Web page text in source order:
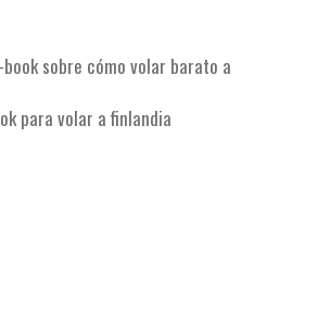
sobre cómo volar barato a